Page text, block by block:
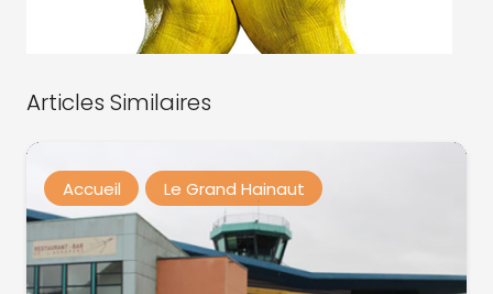
Articles Similaires
Accueil Le Grand Hainaut